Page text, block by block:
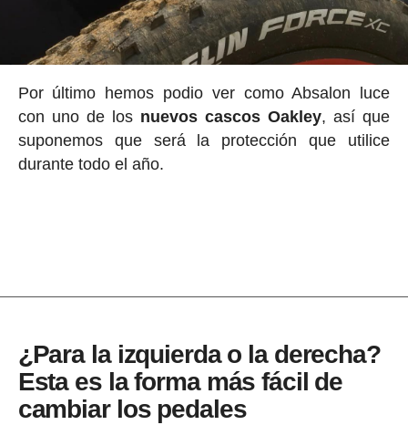
Por último hemos podio ver como Absalon luce
con uno de los nuevos cascos Oakley, así que
suponemos que será la protección que utilice
durante todo el año.
¿Para la izquierda o la derecha?
Esta es la forma más fácil de
cambiar los pedales